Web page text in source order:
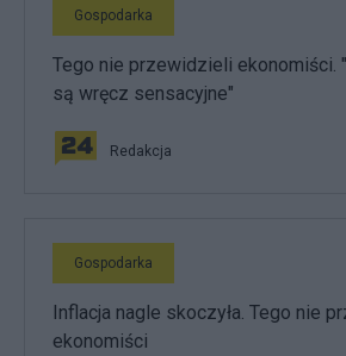
Gospodarka
Tego nie przewidzieli ekonomiści.
są wręcz sensacyjne"
Redakcja
Gospodarka
Inflacja nagle skoczyła. Tego nie
ekonomiści